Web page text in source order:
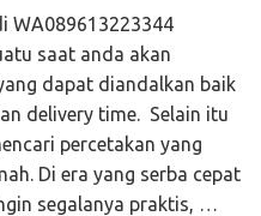
WA089613223344
saat anda akan
dapat diandalkan baik
delivery time. Selain itu
percetakan yang
Di era yang serba cepat
segalanya praktis, …